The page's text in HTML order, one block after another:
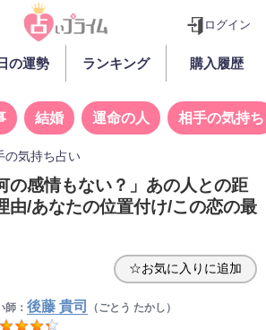
ログイン
の運勢 ランキング 購入履歴
結婚 運命の人 相手の気持ち
の気持ち占い
の感情もない？」あの人との距
由/あなたの位置付け/この恋の最
☆お気に入りに追加
師： 後藤 貴司 （ごとう たかし）